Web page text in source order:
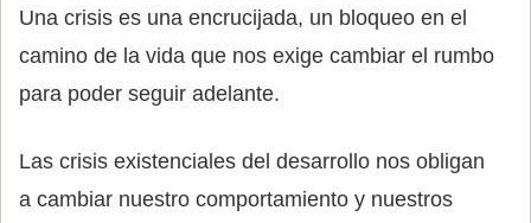
Una crisis es una encrucijada, un bloqueo en el
camino de la vida que nos exige cambiar el rumbo
para poder seguir adelante.
Las crisis existenciales del desarrollo nos obligan
a cambiar nuestro comportamiento y nuestros